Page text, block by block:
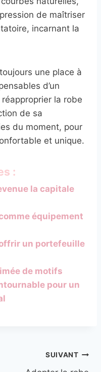
de maîtriser
incarnant la
une place à
d’un
la robe
de sa
du moment, pour
et unique.
:
la capitale
équipement
un portefeuille
de motifs
pour un
SUIVANT